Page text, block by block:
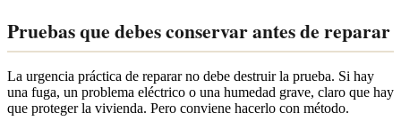
Pruebas que debes conservar antes de reparar
La urgencia práctica de reparar no debe destruir la prueba. Si hay
una fuga, un problema eléctrico o una humedad grave, claro que hay
que proteger la vivienda. Pero conviene hacerlo con método.